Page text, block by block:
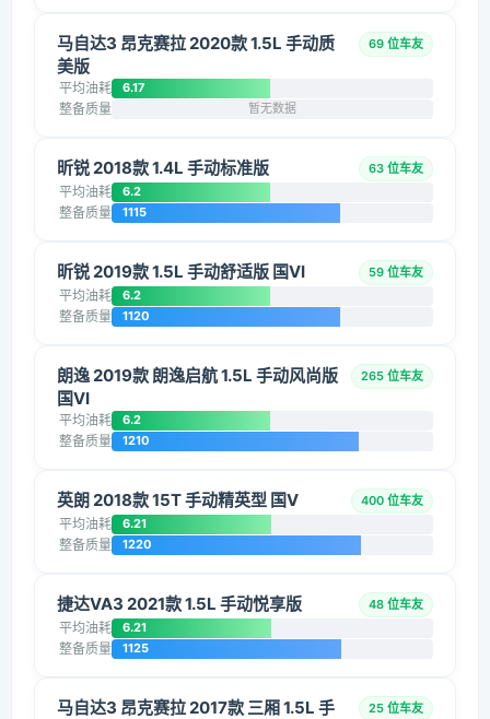
马自达3 昂克赛拉 2020款 1.5L 手动质
美版
69 位车友
平均油耗 6.17
整备质量 暂无数据
昕锐 2018款 1.4L 手动标准版 63 位车友
平均油耗 6.2
整备质量 1115
昕锐 2019款 1.5L 手动舒适版 国VI 59 位车友
平均油耗 6.2
整备质量 1120
朗逸 2019款 朗逸启航 1.5L 手动风尚版
国VI
265 位车友
平均油耗 6.2
整备质量 1210
英朗 2018款 15T 手动精英型 国V 400 位车友
平均油耗 6.21
整备质量 1220
捷达VA3 2021款 1.5L 手动悦享版 48 位车友
平均油耗 6.21
整备质量 1125
马自达3 昂克赛拉 2017款 三厢 1.5L 手
25 位车友